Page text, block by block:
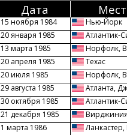
Дата
15 ноября 1984 Нью-Йорк
20 января 1985 Атлантик-
13 марта 1985 Норфолк,
20 апреля 1985 Техас
20 июля 1985 Норфолк,
29 августа 1985 Атланта,
30 октября 1985 Атлантик-
21 декабря 1985
1 марта 1986 Ланкастер,